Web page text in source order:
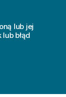
lub jej
błąd